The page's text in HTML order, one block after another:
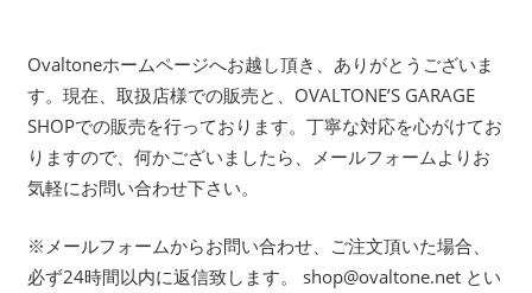
Ovaltoneホームページへお越し頂き、ありがとうございま
す。現在、取扱店様での販売と、OVALTONE’S GARAGE
SHOPでの販売を行っております。丁寧な対応を心がけてお
りますので、何かございましたら、メールフォームよりお
気軽にお問い合わせ下さい。
※メールフォームからお問い合わせ、ご注文頂いた場合、
必ず24時間以内に返信致します。 shop@ovaltone.net とい